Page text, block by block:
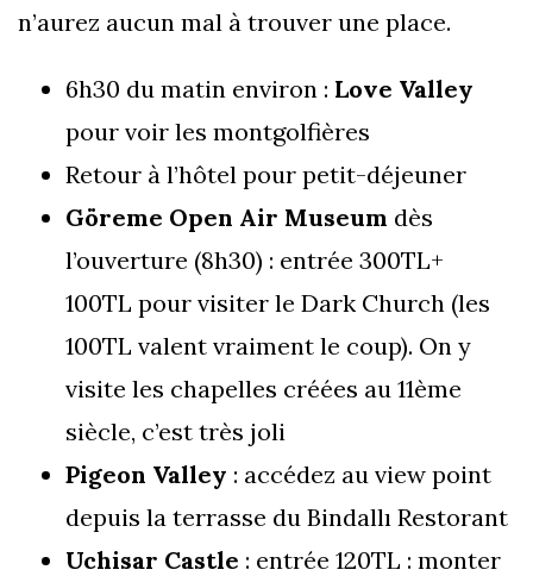
n’aurez aucun mal à trouver une place.
6h30 du matin environ : Love Valley
pour voir les montgolfières
Retour à l’hôtel pour petit-déjeuner
Göreme Open Air Museum dès
l’ouverture (8h30) : entrée 300TL+
100TL pour visiter le Dark Church (les
100TL valent vraiment le coup). On y
visite les chapelles créées au 11ème
siècle, c’est très joli
Pigeon Valley : accédez au view point
depuis la terrasse du Bindallı Restorant
Uchisar Castle : entrée 120TL : monter